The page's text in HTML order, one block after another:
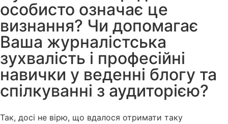
особисто означає це
визнання? Чи допомагає
Ваша журналістська
зухвалість і професійні
навички у веденні блогу та
спілкуванні з аудиторією?
Так, досі не вірю, що вдалося отримати таку